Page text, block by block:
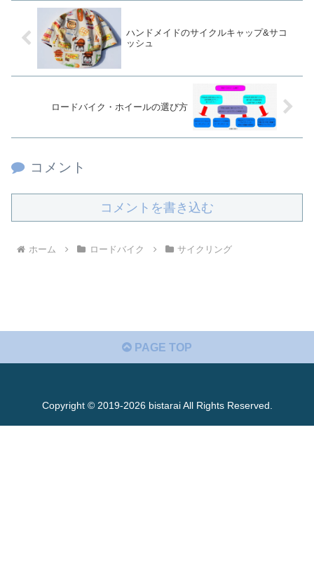
ハンドメイドのサイクルキャップ&サコ
ッシュ
ロードバイク・ホイールの選び方
コメント
コメントを書き込む
ホーム ロードバイク サイクリング
PAGE TOP
Copyright © 2019-2026 bistarai All Rights Reserved.